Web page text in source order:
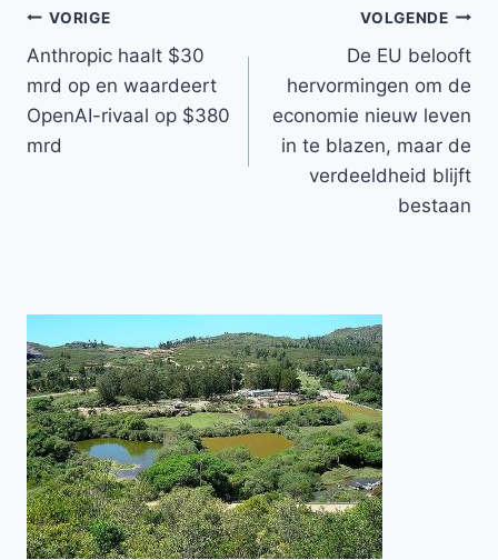
Bericht
navigatie
VORIGE
Anthropic haalt $30
mrd op en waardeert
OpenAI-rivaal op $380
mrd
VOLGENDE
De EU belooft
hervormingen om de
economie nieuw leven
in te blazen, maar de
verdeeldheid blijft
bestaan